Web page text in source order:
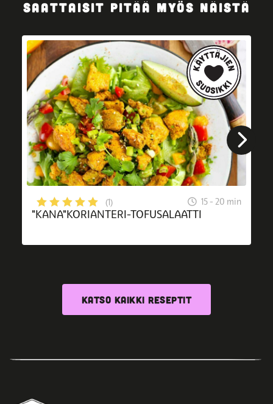
SAATTAISIT PITÄÄ MYÖS NÄISTÄ
(1) 15 - 20 min
"KANA"KORIANTERI-TOFUSALAATTI
KATSO KAIKKI RESEPTIT